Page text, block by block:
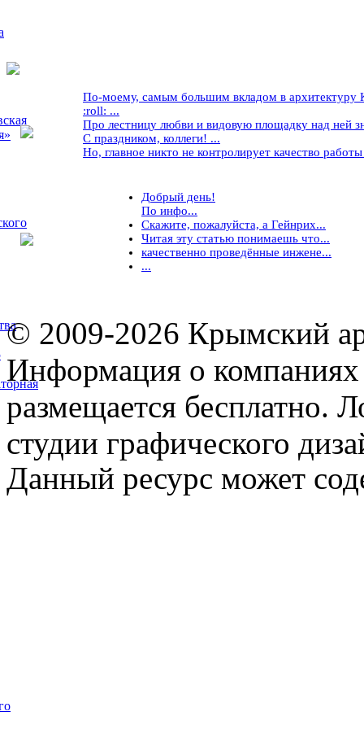
По-моему, самым большим вкладом в архитектуру
:roll: ...
Про лестницу любви и видовую площадку над ней
С праздником, коллеги! ...
Но, главное никто не контролирует качество
Добрый день!
По инфо...
Скажите, пожалуйста, а Гейнрих...
Читая эту статью понимаешь что...
качественно проведённые инжене...
...
© 2009-2026 Крымский
Информация о компаниях
размещается бесплатно.
студии графического
Данный ресурс может